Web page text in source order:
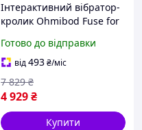
Інтерактивний вібратор-
кролик Ohmibod Fuse for
Конфіденційна доставка
Готово до відправки
від493₴/міс
4 929₴
7 829 ₴
Купити